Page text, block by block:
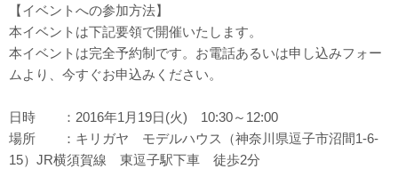
【イベントへの参加方法】
本イベントは下記要領で開催いたします。
本イベントは完全予約制です。お電話あるいは申し込みフォー
ムより、今すぐお申込みください。
日時 ：2016年1月19日(火) 10:30～12:00
場所 ：キリガヤ モデルハウス（神奈川県逗子市沼間1-6-
15）JR横須賀線 東逗子駅下車 徒歩2分